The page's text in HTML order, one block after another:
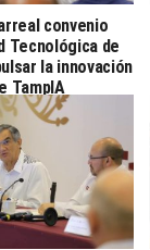
convenio
Tecnológica de
la innovación
TampIA